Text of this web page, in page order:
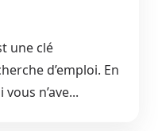
une clé
d’emploi. En
n’ave...